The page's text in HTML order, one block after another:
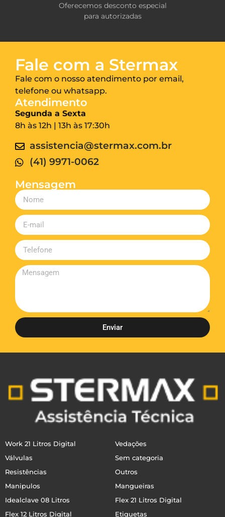
Oferecemos desconto especial
para autorizadas
Fale com a Stermax
Fale com o nosso atendimento por email,
telefone ou whatsapp.
Atendimento
Segunda a Sexta
8h às 12h | 13h às 17:30h
assistencia@stermax.com.br
(41) 9971-0062
Mensagem
Enviar
Work 21 Litros Digital
Vedações
Válvulas
Sem categoria
Resistências
Outros
Manipulos
Mangueiras
Idealclave 08 Litros
Flex 21 Litros Digital
Flex 12 Litros Digital
Etiquetas